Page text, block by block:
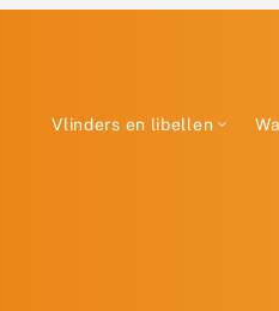
Vlinders en libellen